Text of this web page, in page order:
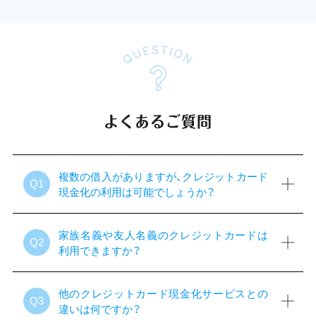
よくあるご質問
Q1
複数の借入がありますが、クレジットカード
現金化の利用は可能でしょうか？
Q2
家族名義や友人名義のクレジットカードは
利用できますか？
Q3
他のクレジットカード現金化サービスとの
違いは何ですか？